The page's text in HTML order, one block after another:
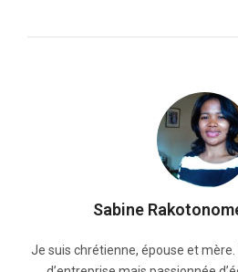
Sabine
Je suis chrétienne, épouse et